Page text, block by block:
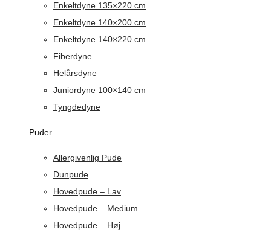
Enkeltdyne 135×220 cm
Enkeltdyne 140×200 cm
Enkeltdyne 140×220 cm
Fiberdyne
Helårsdyne
Juniordyne 100×140 cm
Tyngdedyne
Puder
Allergivenlig Pude
Dunpude
Hovedpude – Lav
Hovedpude – Medium
Hovedpude – Høj